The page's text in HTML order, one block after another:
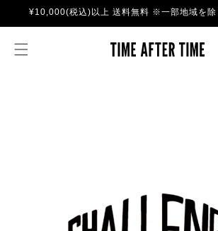
ンツに
進む
¥10,000(税込)以上 送料無料 ※一部地域を除